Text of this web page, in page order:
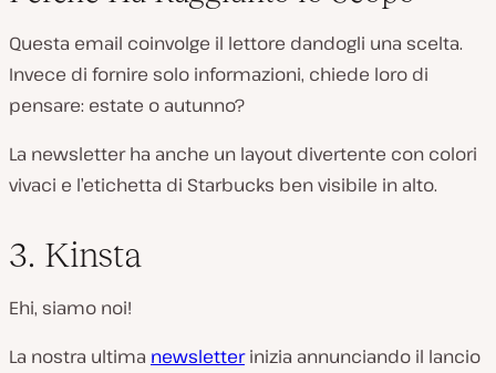
Questa email coinvolge il lettore dandogli una scelta.
Invece di fornire solo informazioni, chiede loro di
pensare: estate o autunno?
La newsletter ha anche un layout divertente con colori
vivaci e l’etichetta di Starbucks ben visibile in alto.
3. Kinsta
Ehi, siamo noi!
La nostra ultima newsletterinizia annunciando il lancio